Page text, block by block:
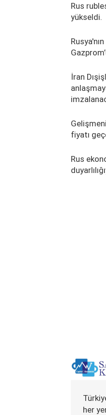
Rus
yükseldi.
İran
fiyatı
Rus
her